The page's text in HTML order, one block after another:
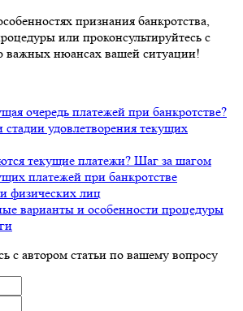
признания банкротства,
или проконсультируйтесь с
нюансах вашей ситуации!
очередь платежей при банкротстве?
стадии удовлетворения текущих
текущие платежи? Шаг за шагом
платежей при банкротстве
физических лиц
варианты и особенности процедуры
с автором статьи по вашему вопросу